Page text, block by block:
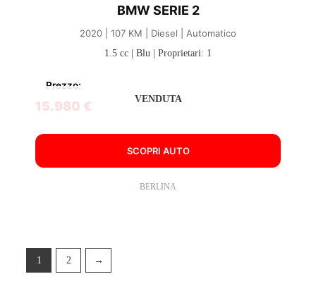
VENDUTA
BMW SERIE 2
2020 | 107 KM | Diesel | Automatico
1.5 cc | Blu | Proprietari: 1
Prezzo:
15.980 €
SCOPRI AUTO
BERLINA
1 2 →